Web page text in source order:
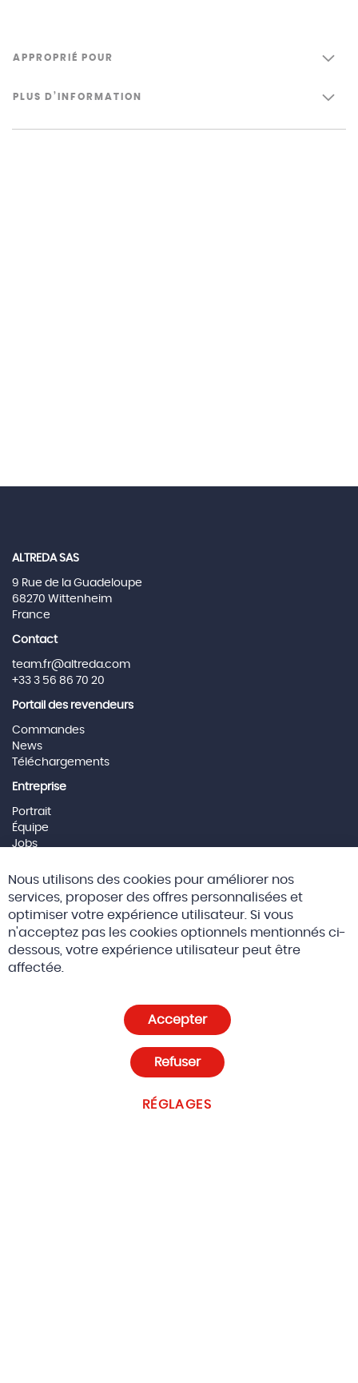
APPROPRIÉ POUR
PLUS D’INFORMATION
ALTREDA SAS
9 Rue de la Guadeloupe
68270 Wittenheim
France
Contact
team.fr@altreda.com
+33 3 56 86 70 20
Portail des revendeurs
Commandes
News
Téléchargements
Entreprise
Portrait
Équipe
Jobs
Social Media
© 2026 Altreda SAS CGV
Paramètres des cookies
Nous utilisons des cookies pour améliorer nos
services, proposer des offres personnalisées et
optimiser votre expérience utilisateur. Si vous
n'acceptez pas les cookies optionnels mentionnés ci-
dessous, votre expérience utilisateur peut être
affectée.
Accepter
RÉGLAGES
Refuser